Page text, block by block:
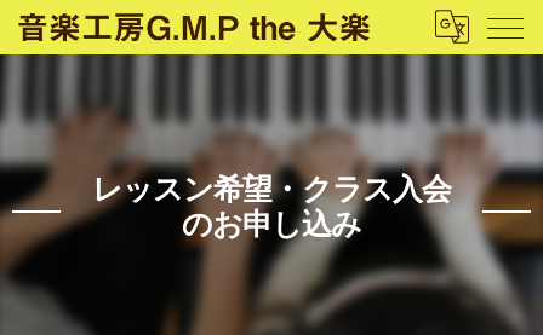
レッスン希望・クラス入会
のお申し込み